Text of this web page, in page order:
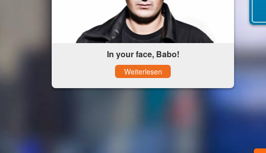
In your face, Babo!
Weiterlesen